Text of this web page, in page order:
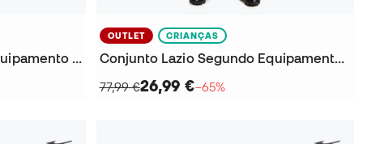
Camisola Lazio Terceiro Equipamento 2025-2026 Criança
OUTLET CRIANÇAS
Conjunto Lazio Segundo Equipamento 2025-2026 Criança
77,99 €26,99 €−65%